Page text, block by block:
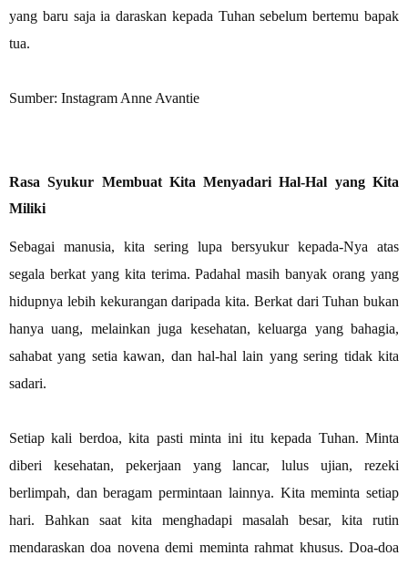
yang baru saja ia daraskan kepada Tuhan sebelum bertemu bapak
tua.
Sumber: Instagram Anne Avantie
Rasa Syukur Membuat Kita Menyadari Hal-Hal yang Kita
Miliki
Sebagai manusia, kita sering lupa bersyukur kepada-Nya atas
segala berkat yang kita terima. Padahal masih banyak orang yang
hidupnya lebih kekurangan daripada kita. Berkat dari Tuhan bukan
hanya uang, melainkan juga kesehatan, keluarga yang bahagia,
sahabat yang setia kawan, dan hal-hal lain yang sering tidak kita
sadari.
Setiap kali berdoa, kita pasti minta ini itu kepada Tuhan. Minta
diberi kesehatan, pekerjaan yang lancar, lulus ujian, rezeki
berlimpah, dan beragam permintaan lainnya. Kita meminta setiap
hari. Bahkan saat kita menghadapi masalah besar, kita rutin
mendaraskan doa novena demi meminta rahmat khusus. Doa-doa